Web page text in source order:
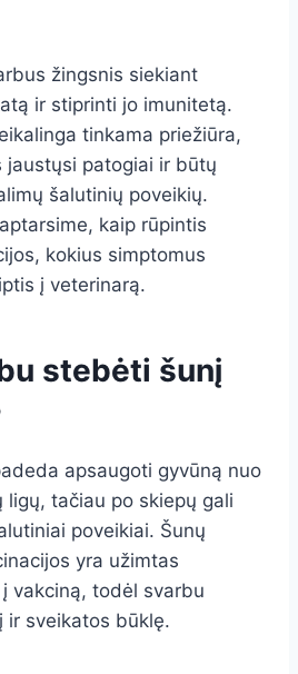
žingsnis siekiant
ir stiprinti jo imunitetą.
tinkama priežiūra,
jaustųsi patogiai ir būtų
šalutinių poveikių.
kaip rūpintis
kokius simptomus
į veterinarą.
stebėti šunį
apsaugoti gyvūną nuo
ligų, tačiau po skiepų gali
poveikiai. Šunų
yra užimtas
vakciną, todėl svarbu
ir sveikatos būklę.